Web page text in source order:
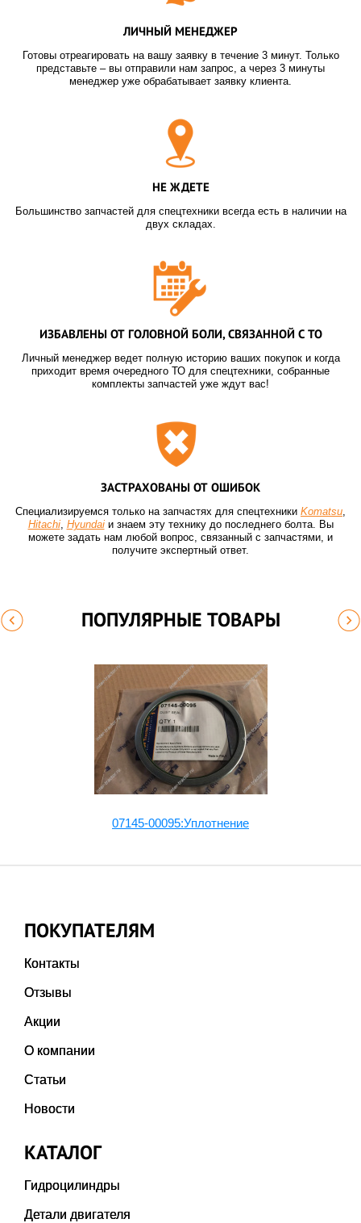
ЛИЧНЫЙ МЕНЕДЖЕР
Готовы отреагировать на вашу заявку в течение 3 минут. Только
представьте – вы отправили нам запрос, а через 3 минуты
менеджер уже обрабатывает заявку клиента.
НЕ ЖДЕТЕ
Большинство запчастей для спецтехники всегда есть в наличии на
двух складах.
ИЗБАВЛЕНЫ ОТ ГОЛОВНОЙ БОЛИ, СВЯЗАННОЙ С ТО
Личный менеджер ведет полную историю ваших покупок и когда
приходит время очередного ТО для спецтехники, собранные
комплекты запчастей уже ждут вас!
ЗАСТРАХОВАНЫ ОТ ОШИБОК
Специализируемся только на запчастях для спецтехники Komatsu,
Hitachi, Hyundaiи знаем эту технику до последнего болта. Вы
можете задать нам любой вопрос, связанный с запчастями, и
получите экспертный ответ.
ПОПУЛЯРНЫЕ ТОВАРЫ
07145-00095:Уплотнение
ПОКУПАТЕЛЯМ
Контакты
Отзывы
Акции
О компании
Статьи
Новости
КАТАЛОГ
Гидроцилиндры
Детали двигателя